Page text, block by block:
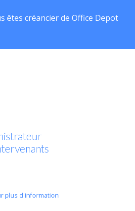
êtes créancier de Office Depot
plus d'information